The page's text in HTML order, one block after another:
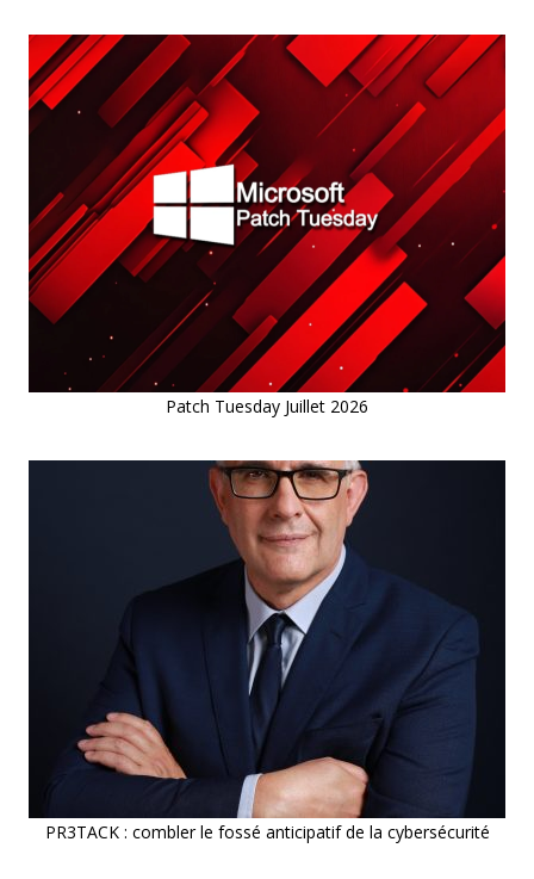
Patch Tuesday Juillet 2026
PR3TACK : combler le fossé anticipatif de la cybersécurité